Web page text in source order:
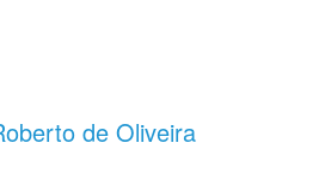
de Oliveira